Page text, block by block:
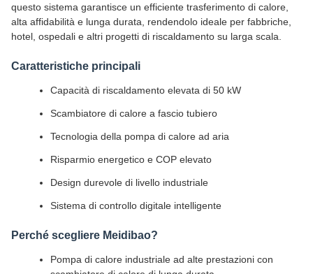
questo sistema garantisce un efficiente trasferimento di calore,
alta affidabilità e lunga durata, rendendolo ideale per fabbriche,
hotel, ospedali e altri progetti di riscaldamento su larga scala.
Caratteristiche principali
Capacità di riscaldamento elevata di 50 kW
Scambiatore di calore a fascio tubiero
Tecnologia della pompa di calore ad aria
Risparmio energetico e COP elevato
Design durevole di livello industriale
Sistema di controllo digitale intelligente
Perché scegliere Meidibao?
Pompa di calore industriale ad alte prestazioni con